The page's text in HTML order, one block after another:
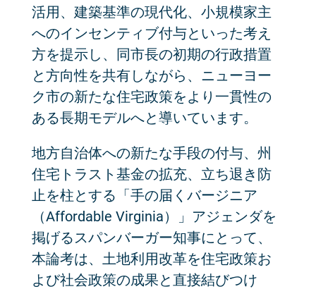
活用、建築基準の現代化、小規模家主
へのインセンティブ付与といった考え
方を提示し、同市長の初期の行政措置
と方向性を共有しながら、ニューヨー
ク市の新たな住宅政策をより一貫性の
ある長期モデルへと導いています。
地方自治体への新たな手段の付与、州
住宅トラスト基金の拡充、立ち退き防
止を柱とする「手の届くバージニア
（Affordable Virginia）」アジェンダを
掲げるスパンバーガー知事にとって、
本論考は、土地利用改革を住宅政策お
よび社会政策の成果と直接結びつけ